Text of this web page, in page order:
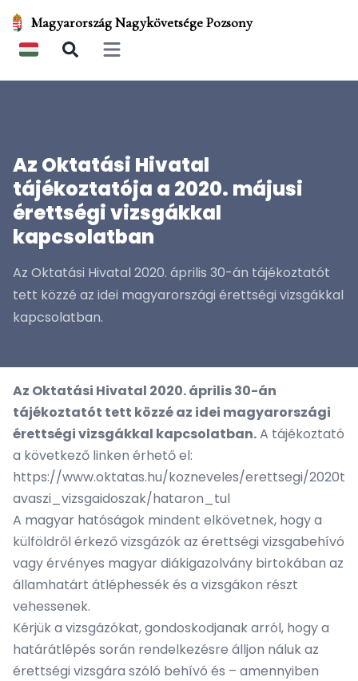
Magyarország Nagykövetsége Pozsony
Open main menu
Az Oktatási Hivatal
tájékoztatója a 2020. májusi
érettségi vizsgákkal
kapcsolatban
Az Oktatási Hivatal 2020. április 30-án tájékoztatót
tett közzé az idei magyarországi érettségi vizsgákkal
kapcsolatban.
Az Oktatási Hivatal 2020. április 30-án
tájékoztatót tett közzé az idei magyarországi
érettségi vizsgákkal kapcsolatban.A tájékoztató
a következő linken érhető el:
https://www.oktatas.hu/kozneveles/erettsegi/2020t
avaszi_vizsgaidoszak/hataron_tul
A magyar hatóságok mindent elkövetnek, hogy a
külföldről érkező vizsgázók az érettségi vizsgabehívó
vagy érvényes magyar diákigazolvány birtokában az
államhatárt átléphessék és a vizsgákon részt
vehessenek.
Kérjük a vizsgázókat, gondoskodjanak arról, hogy a
határátlépés során rendelkezésre álljon náluk az
érettségi vizsgára szóló behívó és – amennyiben